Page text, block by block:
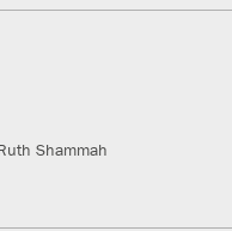
Shammah